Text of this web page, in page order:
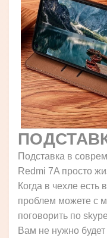
Подставка в
Redmi 7A просто
Когда в чехле есть
проблем можете с
поговорить по
Вам не нужно будет